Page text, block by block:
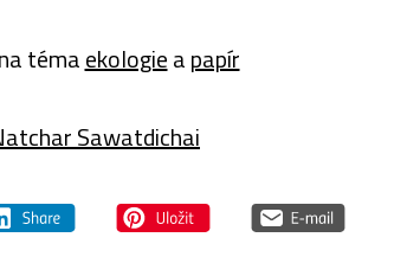
témaekologieapapír
Sawatdichai